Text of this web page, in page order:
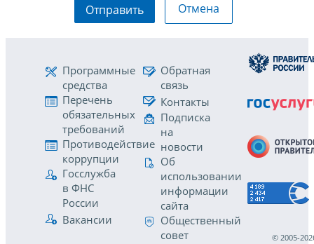
Отправить Отмена
Программные
средства
Перечень
обязательных
требований
Противодействие
коррупции
Госслужба
в ФНС
России
Вакансии
Обратная
связь
Контакты
Подписка
на
новости
Об
использовании
информации
сайта
Общественный
совет
© 2005-